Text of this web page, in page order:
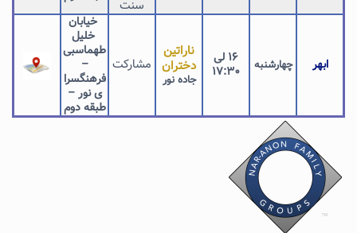
سنت
ابهر چهارشنبه
۱۶ لی
۱۷:۳۰
ناراتین
دختران
جاده نور
مشارکت
خیابان
خلیل
طهماسبی
–
فرهنگسرا
ی نور –
طبقه دوم